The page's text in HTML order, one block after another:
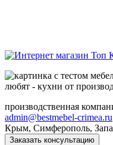
любят - кухни от
производственная
admin@bestmebel-crimea.ru
Крым, Симферополь,
Заказать консультацию